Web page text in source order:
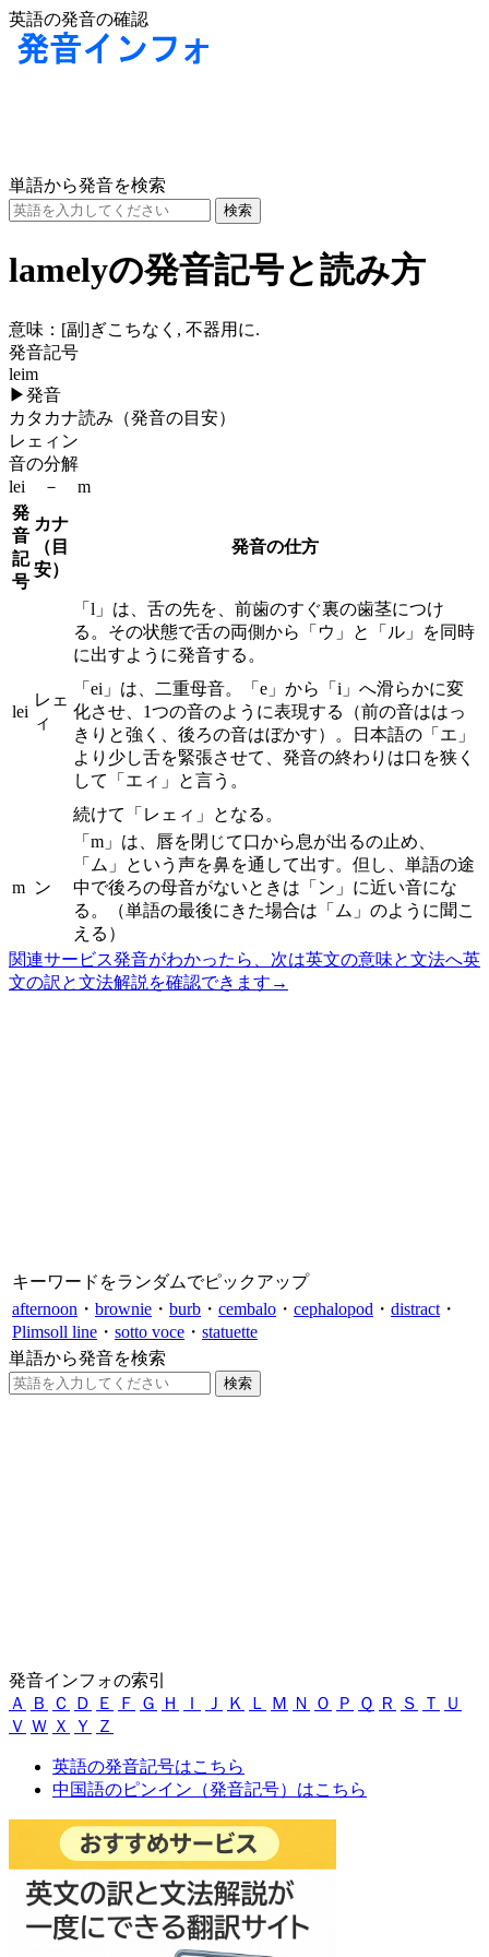
英語の発音の確認
単語から発音を検索
lamelyの発音記号と読み方
意味： [副]ぎこちなく, 不器用に.
発音記号
leim
▶発音
カタカナ読み（発音の目安）
レェィン
音の分解
lei － m
発
音
記
号
カナ
（目
安）
発音の仕方
lei
レェ
ィ
「l」は、舌の先を、前歯のすぐ裏の歯茎につけ
る。その状態で舌の両側から「ウ」と「ル」を同時
に出すように発音する。
「ei」は、二重母音。「e」から「i」へ滑らかに変
化させ、1つの音のように表現する（前の音ははっ
きりと強く、後ろの音はぼかす）。日本語の「エ」
より少し舌を緊張させて、発音の終わりは口を狭く
して「エィ」と言う。
続けて「レェィ」となる。
m ン
「m」は、唇を閉じて口から息が出るの止め、
「ム」という声を鼻を通して出す。但し、単語の途
中で後ろの母音がないときは「ン」に近い音にな
る。（単語の最後にきた場合は「ム」のように聞こ
える）
関連サービス発音がわかったら、次は英文の意味と文法へ英
文の訳と文法解説を確認できます →
キーワードをランダムでピックアップ
afternoon ・ brownie ・ burb ・ cembalo ・ cephalopod ・ distract ・
Plimsoll line ・ sotto voce ・ statuette
単語から発音を検索
発音インフォの索引
Ａ
Ｂ Ｃ Ｄ Ｅ Ｆ Ｇ Ｈ Ｉ Ｊ Ｋ Ｌ Ｍ Ｎ Ｏ Ｐ Ｑ Ｒ Ｓ Ｔ
Ｕ
Ｖ Ｗ Ｘ Ｙ Ｚ
英語の発音記号はこちら
中国語のピンイン（発音記号）はこちら